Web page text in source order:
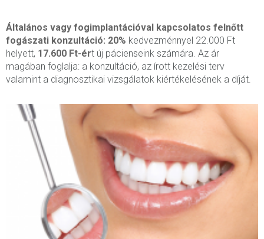
Általános vagy fogimplantációval kapcsolatos felnőtt
fogászati konzultáció: 20% kedvezménnyel 22.000 Ft
helyett, 17.600 Ft-ért új pácienseink számára. Az ár
magában foglalja: a konzultáció, az írott kezelési terv
valamint a diagnosztikai vizsgálatok kiértékelésének a díját.